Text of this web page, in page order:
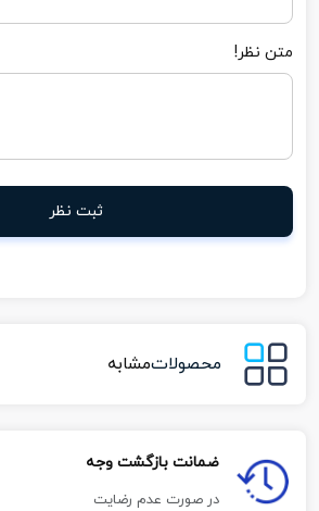
متن نظر!
ثبت نظر
محصولاتمشابه
ضمانت بازگشت وجه
در صورت عدم رضایت